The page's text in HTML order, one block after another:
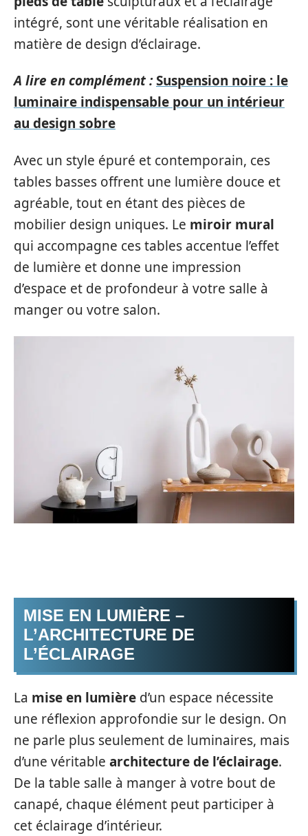
intégré, sont une véritable réalisation en
matière de design d’éclairage.
A lire en complément :Suspension noire : le
luminaire indispensable pour un intérieur
au design sobre
Avec un style épuré et contemporain, ces
tables basses offrent une lumière douce et
agréable, tout en étant des pièces de
mobilier design uniques. Le miroir mural
qui accompagne ces tables accentue l’effet
de lumière et donne une impression
d’espace et de profondeur à votre salle à
manger ou votre salon.
MISE EN LUMIÈRE –
L’ARCHITECTURE DE
L’ÉCLAIRAGE
La mise en lumière d’un espace nécessite
une réflexion approfondie sur le design. On
ne parle plus seulement de luminaires, mais
d’une véritable architecture de l’éclairage.
De la table salle à manger à votre bout de
canapé, chaque élément peut participer à
cet éclairage d’intérieur.